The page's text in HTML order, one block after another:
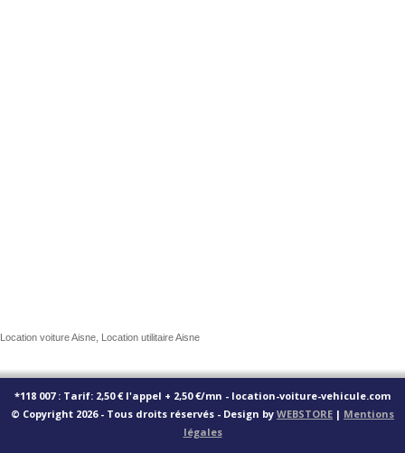
Location voiture Aisne, Location utilitaire Aisne
*118 007 : Tarif: 2,50 € l'appel + 2,50 €/mn - location-voiture-vehicule.com
© Copyright 2026 - Tous droits réservés - Design by WEBSTORE | Mentions
légales